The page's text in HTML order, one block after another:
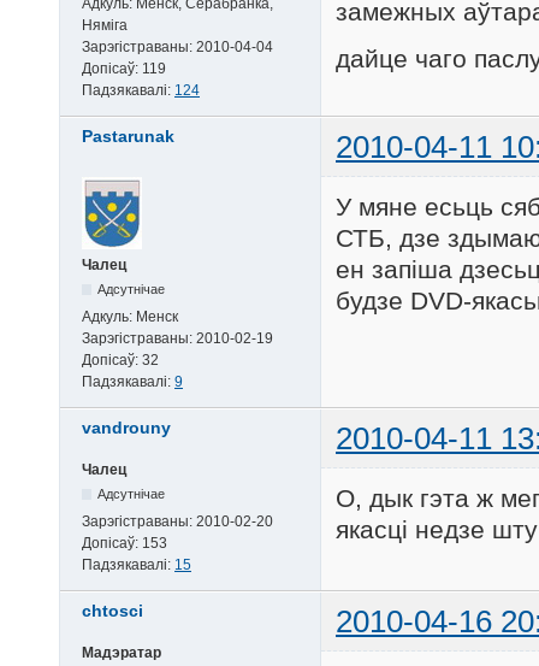
Няміга
Зарэгістраваны: 2010-04-04
Допісаў: 119
Падзякавалі: 124
замежных
дайце чаго
Pastarunak 2010-04-11
Чалец
Адсутнічае
Адкуль: Менск
Зарэгістраваны: 2010-02-19
Допісаў: 32
Падзякавалі: 9
У мяне есьць
СТБ, дзе
ен запіша
будзе DVD-
vandrouny 2010-04-11
Чалец
Адсутнічае
Зарэгістраваны: 2010-02-20
Допісаў: 153
Падзякавалі: 15
О, дык гэта ж
якасці недзе
chtosci 2010-04-16
Мадэратар